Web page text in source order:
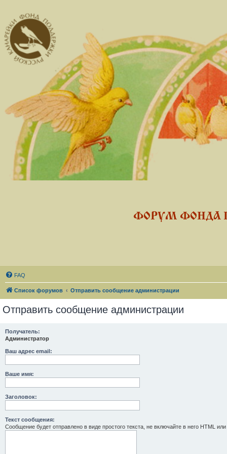
ФОРУМ ФОНДА
FAQ
Список форумов Отправить сообщение администрации
Отправить сообщение администрации
Получатель:
Администратор
Ваш адрес email:
Ваше имя:
Заголовок:
Текст сообщения:
Сообщение будет отправлено в виде простого текста, не включайте в него HTML